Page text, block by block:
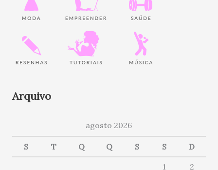
Arquivo
agosto 2026
S T Q Q S S D
1
2